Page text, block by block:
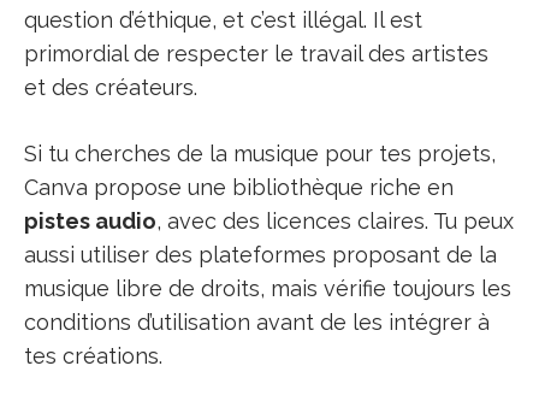
question d’éthique, et c’est illégal. Il est
primordial de respecter le travail des artistes
et des créateurs.
Si tu cherches de la musique pour tes projets,
Canva propose une bibliothèque riche en
pistes audio, avec des licences claires. Tu peux
aussi utiliser des plateformes proposant de la
musique libre de droits, mais vérifie toujours les
conditions d’utilisation avant de les intégrer à
tes créations.